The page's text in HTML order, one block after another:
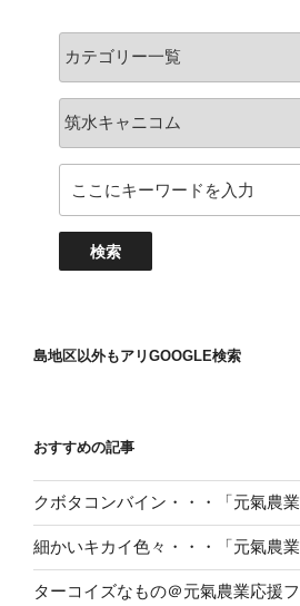
島地区以外もアリGOOGLE検索
おすすめの記事
クボタコンバイン・・・「元氣農業
細かいキカイ色々・・・「元氣農業
ターコイズなもの＠元氣農業応援